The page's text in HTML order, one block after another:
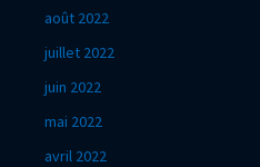
août 2022
juillet 2022
juin 2022
mai 2022
avril 2022